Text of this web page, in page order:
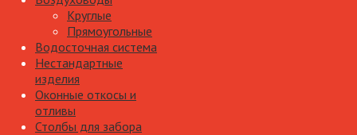
Круглые
Прямоугольные
Водосточная система
Нестандартные
изделия
Оконные откосы и
отливы
Столбы для забора